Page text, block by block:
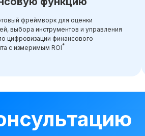
фреймворк для оценки
выбора инструментов и управления
цифровизации финансового
с измеримым ROI*